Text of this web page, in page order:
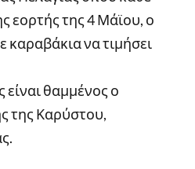
εορτής της 4 Μάϊου, ο
καραβάκια να τιμήσει
είναι θαμμένος ο
της Καρύστου,